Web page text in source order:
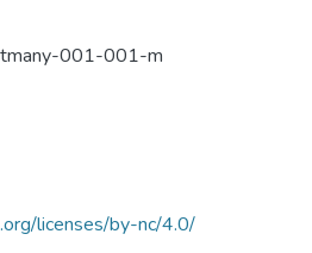
001-001-m
licenses/by-nc/4.0/